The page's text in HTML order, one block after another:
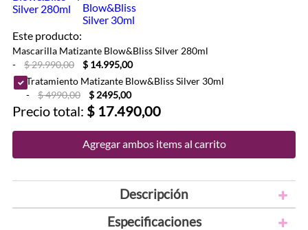
Este producto:
Mascarilla Matizante Blow&Bliss Silver 280ml
-
$ 29.990,00
$ 14.995,00
Tratamiento Matizante Blow&Bliss Silver 30ml
-
$ 4990,00 $ 2495,00
Precio total: $ 17.490,00
Agregar ambos items al carrito
Descripción
Especificaciones